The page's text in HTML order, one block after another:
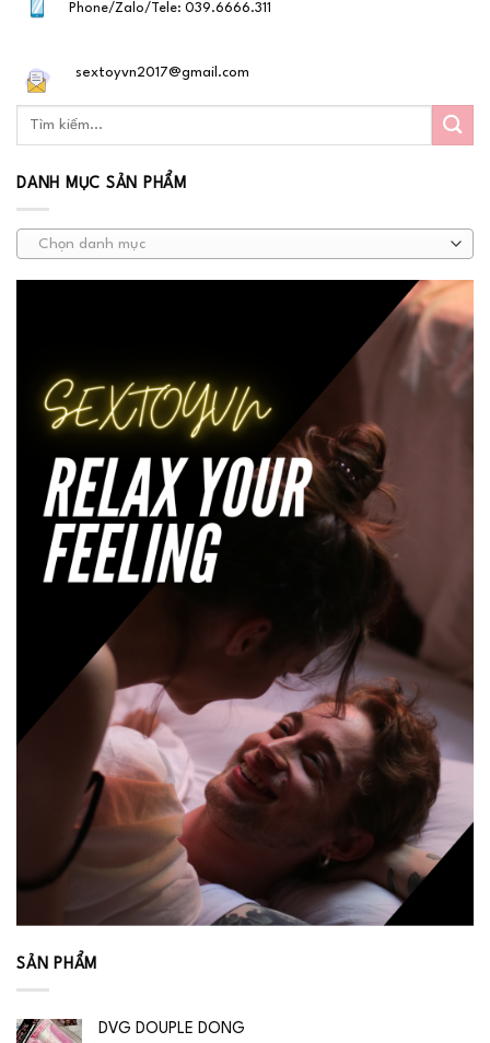
Phone/Zalo/Tele: 039.6666.311
sextoyvn2017@gmail.com
DANH MỤC SẢN PHẨM
Chọn danh mục
SẢN PHẨM
DVG DOUPLE DONG